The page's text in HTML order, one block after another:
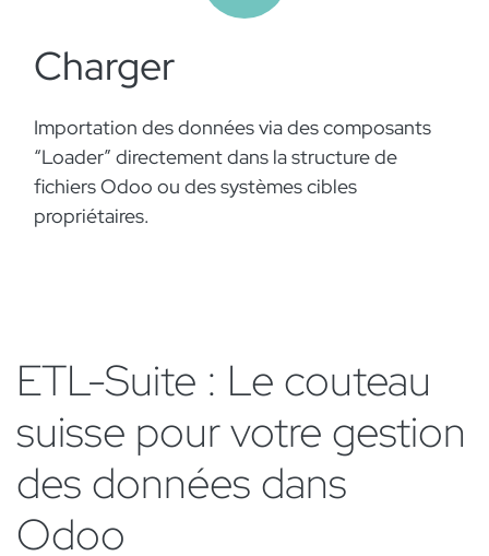
Charger
Importation des données via des composants
“Loader” directement dans la structure de
fichiers Odoo ou des systèmes cibles
propriétaires.
ETL-Suite : Le couteau
suisse pour votre gestion
des données dans
Odoo